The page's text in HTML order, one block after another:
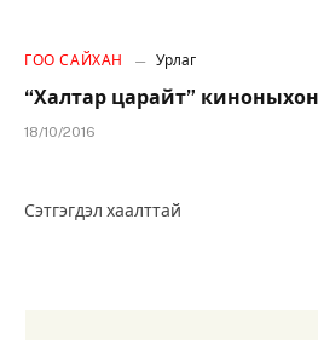
ГОО САЙХАН Урлаг
“Халтар царайт”
18/10/2016
Сэтгэгдэл хаалттай